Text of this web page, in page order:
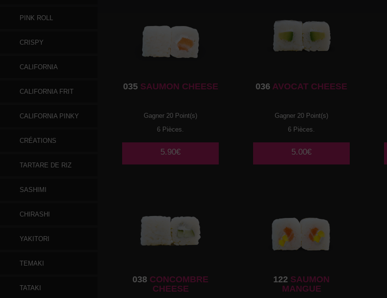
PINK ROLL
CRISPY
CALIFORNIA
CALIFORNIA FRIT
CALIFORNIA PINKY
CRÉATIONS
TARTARE DE RIZ
SASHIMI
CHIRASHI
YAKITORI
TEMAKI
TATAKI
035SAUMON CHEESE
Gagner 20 Point(s)
6 Pièces.
5.90€
036 AVOCAT CHEESE
Gagner 20 Point(s)
6 Pièces.
5.00€
038 CONCOMBRE
CHEESE
122 SAUMON
MANGUE